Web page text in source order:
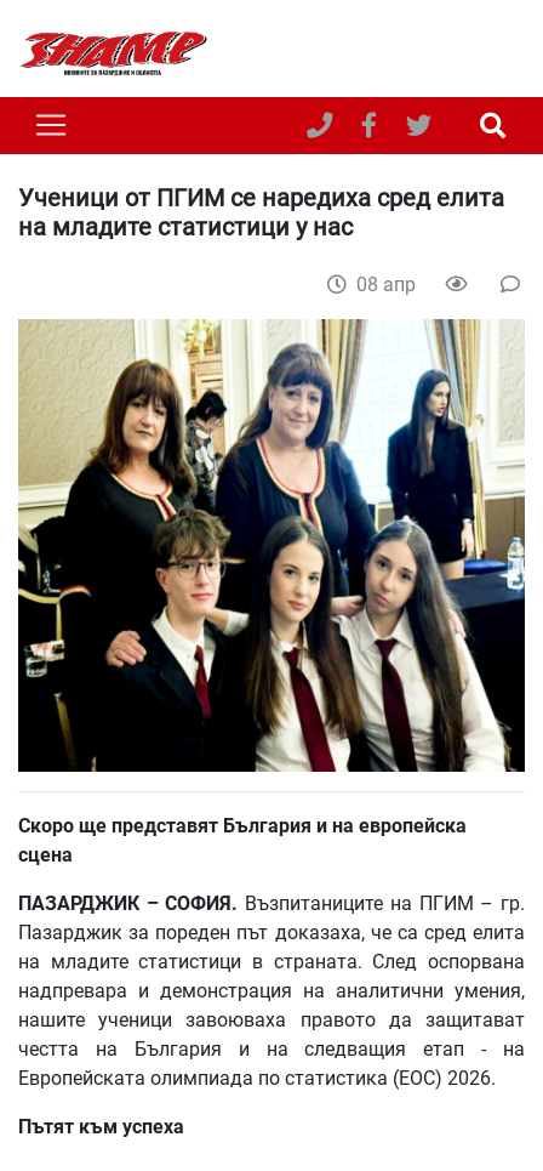
Ученици от ПГИМ се наредиха сред елита
на младите статистици у нас
08 апр
Скоро ще представят България и на европейска
сцена
ПАЗАРДЖИК –СОФИЯ. Възпитаниците на ПГИМ – гр.
Пазарджик за пореден път доказаха, че са сред елита
на младите статистици в страната. След оспорвана
надпревара и демонстрация на аналитични умения,
нашите ученици завоюваха правото да защитават
честта на България и на следващия етап - на
Европейската олимпиада по статистика (ЕОС) 2026.
Пътят към успеха